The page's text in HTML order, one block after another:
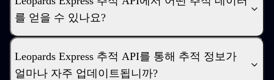
를 얻을 수 있나요?
Leopards Express 추적 API를 통해 추적 정보가
얼마나 자주 업데이트됩니까?